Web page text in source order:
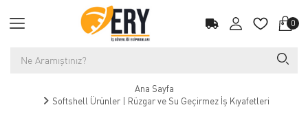
0
Ana Sayfa
Softshell Ürünler | Rüzgar ve Su Geçirmez İş Kıyafetleri